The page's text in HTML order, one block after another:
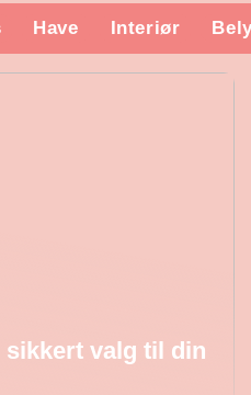
Have Interiør
valg til din